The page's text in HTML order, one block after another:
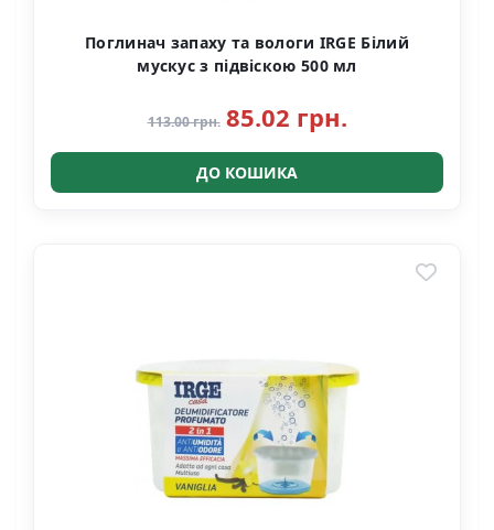
Поглинач запаху та вологи IRGE Білий
мускус з підвіскою 500 мл
113.00 грн. 85.02 грн.
ДО КОШИКА